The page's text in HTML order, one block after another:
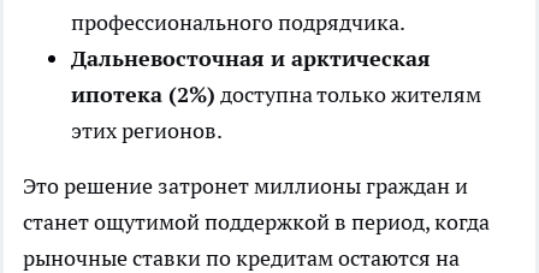
профессионального подрядчика.
Дальневосточная и арктическая
ипотека (2%) доступна только жителям
этих регионов.
Это решение затронет миллионы граждан и
станет ощутимой поддержкой в период, когда
рыночные ставки по кредитам остаются на